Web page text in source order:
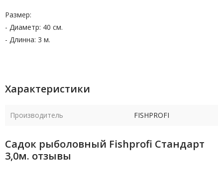
Размер:
- Диаметр: 40 см.
- Длинна: 3 м.
Характеристики
Производитель FISHPROFI
Садок рыболовный Fishprofi Стандарт
3,0м. отзывы